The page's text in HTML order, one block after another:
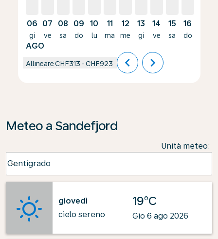
06
gi
AGO
07
ve
08
sa
09
do
10
lu
11
ma
12
me
13
gi
14
ve
15
sa
16
do
AllineareCHF313 -CHF923 chevron_left chevron_right
Meteo a Sandefjord
Unità meteo:
Centigrado
keyboard_arrow_down
giovedì
cielo sereno
19°C
Gio 6 ago 2026